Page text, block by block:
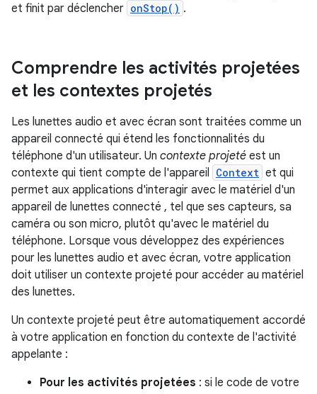
et finit par déclencher onStop() .
Comprendre les activités projetées
et les contextes projetés
Les lunettes audio et avec écran sont traitées comme un
appareil connecté qui étend les fonctionnalités du
téléphone d'un utilisateur. Un contexte projeté est un
contexte qui tient compte de l'appareil Context et qui
permet aux applications d'interagir avec le matériel d'un
appareil de lunettes connecté , tel que ses capteurs, sa
caméra ou son micro, plutôt qu'avec le matériel du
téléphone. Lorsque vous développez des expériences
pour les lunettes audio et avec écran, votre application
doit utiliser un contexte projeté pour accéder au matériel
des lunettes.
Un contexte projeté peut être automatiquement accordé
à votre application en fonction du contexte de l'activité
appelante :
Pour les activités projetées : si le code de votre